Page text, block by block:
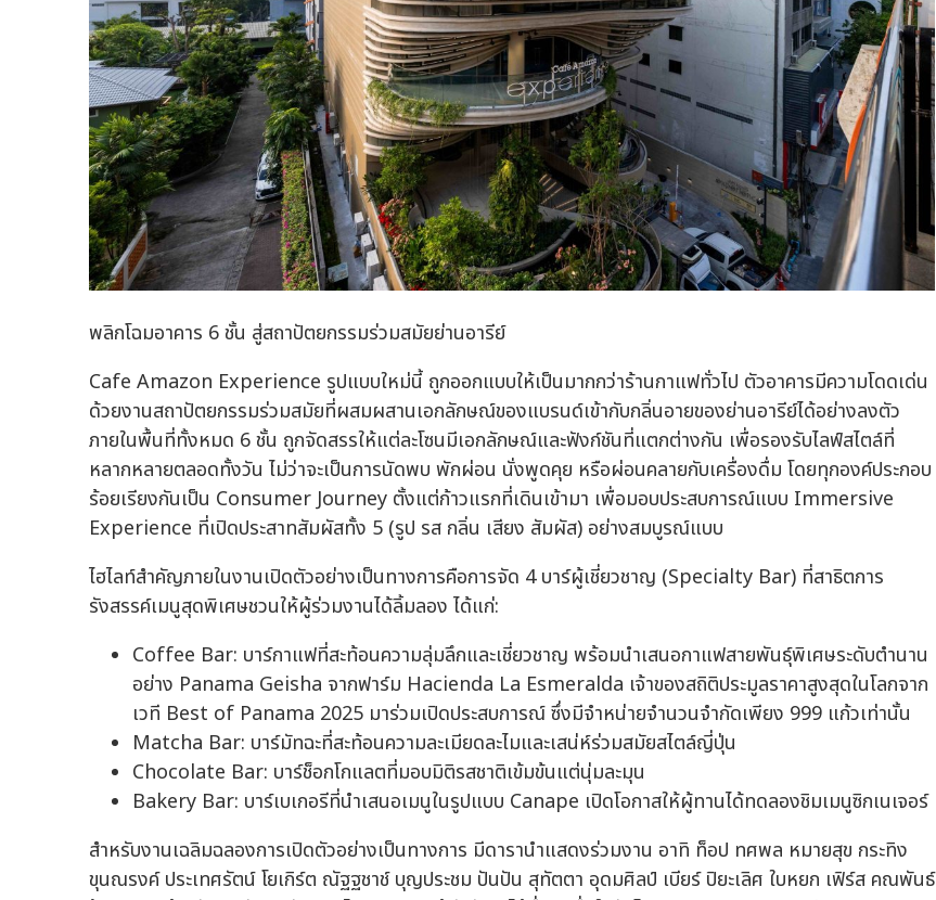
พลิกโฉมอาคาร 6 ชั้น สู่สถาปัตยกรรมร่วมสมัยย่านอารีย์
Cafe Amazon Experience รูปแบบใหม่นี้ ถูกออกแบบให้เป็นมากกว่าร้านกาแฟทั่วไป ตัวอาคารมีความโดดเด่น
ด้วยงานสถาปัตยกรรมร่วมสมัยที่ผสมผสานเอกลักษณ์ของแบรนด์เข้ากับกลิ่นอายของย่านอารีย์ได้อย่างลงตัว
ภายในพื้นที่ทั้งหมด 6 ชั้น ถูกจัดสรรให้แต่ละโซนมีเอกลักษณ์และฟังก์ชันที่แตกต่างกัน เพื่อรองรับไลฟ์สไตล์ที่
หลากหลายตลอดทั้งวัน ไม่ว่าจะเป็นการนัดพบ พักผ่อน นั่งพูดคุย หรือผ่อนคลายกับเครื่องดื่ม โดยทุกองค์ประกอบ
ร้อยเรียงกันเป็น Consumer Journey ตั้งแต่ก้าวแรกที่เดินเข้ามา เพื่อมอบประสบการณ์แบบ Immersive
Experience ที่เปิดประสาทสัมผัสทั้ง 5 (รูป รส กลิ่น เสียง สัมผัส) อย่างสมบูรณ์แบบ
ไฮไลท์สำคัญภายในงานเปิดตัวอย่างเป็นทางการคือการจัด 4 บาร์ผู้เชี่ยวชาญ (Specialty Bar) ที่สาธิตการ
รังสรรค์เมนูสุดพิเศษชวนให้ผู้ร่วมงานได้ลิ้มลอง ได้แก่:
Coffee Bar: บาร์กาแฟที่สะท้อนความลุ่มลึกและเชี่ยวชาญ พร้อมนำเสนอกาแฟสายพันธุ์พิเศษระดับตำนาน
อย่าง Panama Geisha จากฟาร์ม Hacienda La Esmeralda เจ้าของสถิติประมูลราคาสูงสุดในโลกจาก
เวที Best of Panama 2025 มาร่วมเปิดประสบการณ์ ซึ่งมีจำหน่ายจำนวนจำกัดเพียง 999 แก้วเท่านั้น
Matcha Bar: บาร์มัทฉะที่สะท้อนความละเมียดละไมและเสน่ห์ร่วมสมัยสไตล์ญี่ปุ่น
Chocolate Bar: บาร์ช็อกโกแลตที่มอบมิติรสชาติเข้มข้นแต่นุ่มละมุน
Bakery Bar: บาร์เบเกอรีที่นำเสนอเมนูในรูปแบบ Canape เปิดโอกาสให้ผู้ทานได้ทดลองชิมเมนูซิกเนเจอร์
สำหรับงานเฉลิมฉลองการเปิดตัวอย่างเป็นทางการ มีดารานำแสดงร่วมงาน อาทิ ท็อป ทศพล หมายสุข กระทิง
ขุนณรงค์ ประเทศรัตน์ โยเกิร์ต ณัฐฐชาช์ บุญประชม ปันปัน สุทัตตา อุดมศิลป์ เบียร์ ปิยะเลิศ ใบหยก เฟิร์ส คณพันธ์